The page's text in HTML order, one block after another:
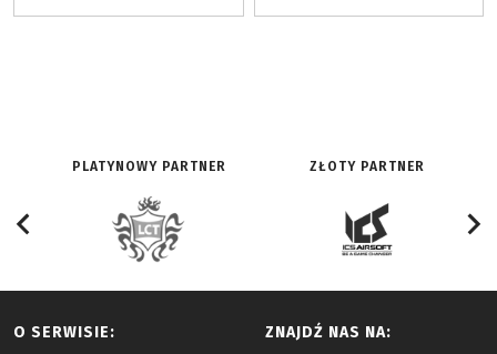
PLATYNOWY PARTNER ZŁOTY PARTNER
O SERWISIE: ZNAJDŹ NAS NA: